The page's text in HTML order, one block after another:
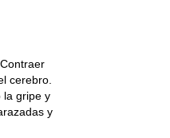
cerebro.
la gripe y
y